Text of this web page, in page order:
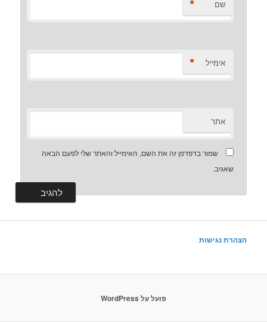
שם *
אימייל *
אתר
שמור בדפדפן זה את השם, האימייל והאתר שלי לפעם הבאה
שאגיב.
הצהרת נגישות
פועל על WordPress